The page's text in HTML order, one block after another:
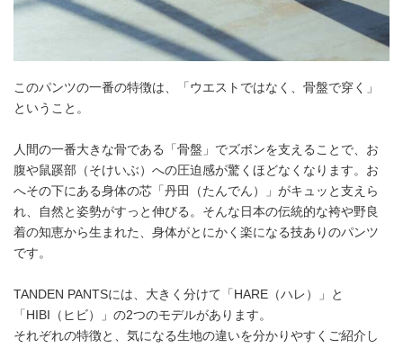
このパンツの一番の特徴は、「ウエストではなく、骨盤で穿く」
ということ。
人間の一番大きな骨である「骨盤」でズボンを支えることで、お
腹や鼠蹊部（そけいぶ）への圧迫感が驚くほどなくなります。お
へその下にある身体の芯「丹田（たんでん）」がキュッと支えら
れ、自然と姿勢がすっと伸びる。そんな日本の伝統的な袴や野良
着の知恵から生まれた、身体がとにかく楽になる技ありのパンツ
です。
TANDEN PANTSには、大きく分けて「HARE（ハレ）」と
「HIBI（ヒビ）」の2つのモデルがあります。
それぞれの特徴と、気になる生地の違いを分かりやすくご紹介し